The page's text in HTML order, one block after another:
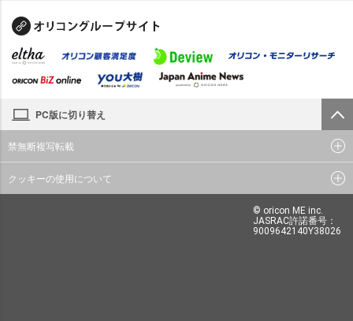
PC版に切り替え
禁無断複写転載
クッキーの使用について
© oricon ME inc.
JASRAC許諾番号：
9009642140Y38026